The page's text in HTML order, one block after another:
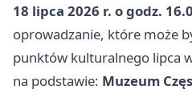
18 lipca 2026 r. o godz.
oprowadzanie, które może
punktów kulturalnego lipca
na podstawie: Muzeum